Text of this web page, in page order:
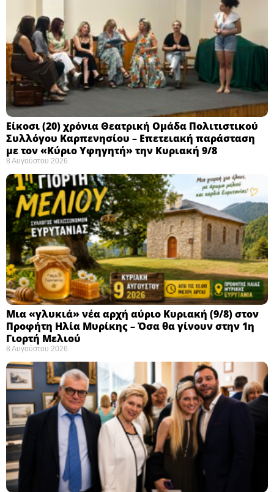
Eίκοσι (20) χρόνια Θεατρική Ομάδα Πολιτιστικού
Συλλόγου Καρπενησίου – Επετειακή παράσταση
με τον «Κύριο Υφηγητή» την Κυριακή 9/8
8 Αυγούστου 2026
Μια «γλυκιά» νέα αρχή αύριο Κυριακή (9/8) στον
Προφήτη Ηλία Μυρίκης – Όσα θα γίνουν στην 1η
Γιορτή Μελιού
8 Αυγούστου 2026